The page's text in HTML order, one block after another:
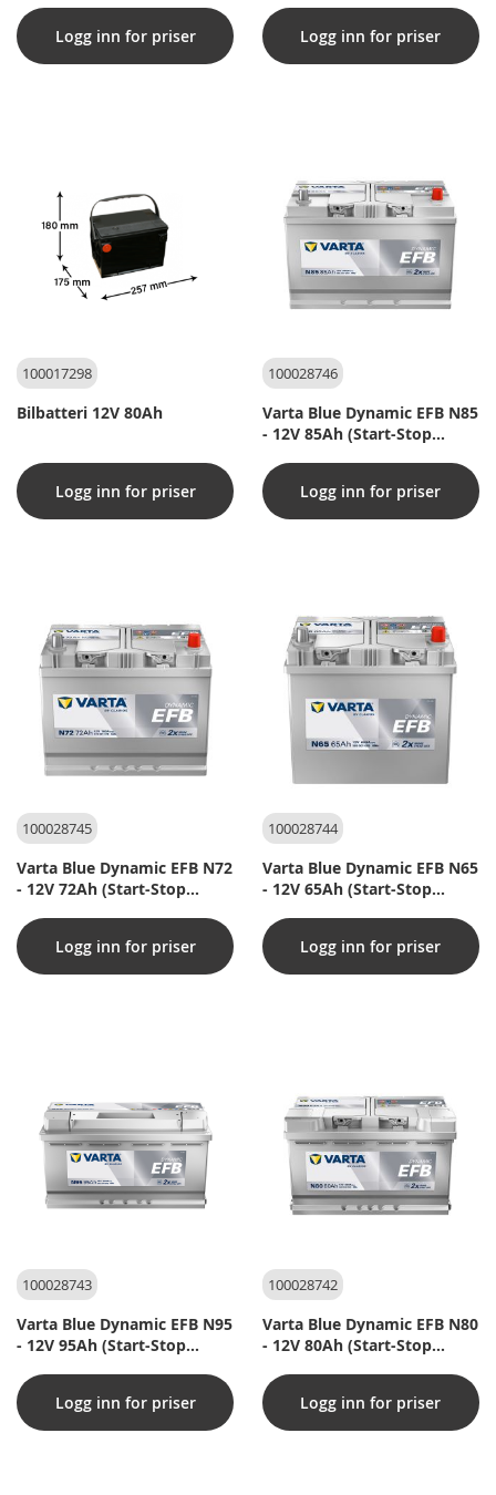
Logg inn for priser
Logg inn for priser
100017298
Bilbatteri 12V 80Ah
Logg inn for priser
100028746
Varta Blue Dynamic EFB N85
- 12V 85Ah (Start-Stop
Logg inn for priser
100028745
Varta Blue Dynamic EFB N72
- 12V 72Ah (Start-Stop
Logg inn for priser
100028744
Varta Blue Dynamic EFB N65
- 12V 65Ah (Start-Stop
Logg inn for priser
100028743
Varta Blue Dynamic EFB N95
- 12V 95Ah (Start-Stop
Logg inn for priser
100028742
Varta Blue Dynamic EFB N80
- 12V 80Ah (Start-Stop
Logg inn for priser